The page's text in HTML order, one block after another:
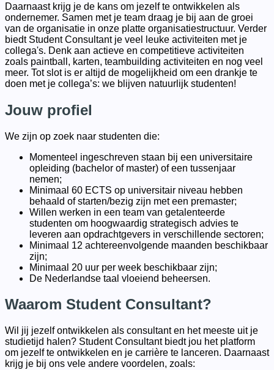
Daarnaast krijg je de kans om jezelf te ontwikkelen als
ondernemer. Samen met je team draag je bij aan de groei
van de organisatie in onze platte organisatiestructuur. Verder
biedt Student Consultant je veel leuke activiteiten met je
collega's. Denk aan actieve en competitieve activiteiten
zoals paintball, karten, teambuilding activiteiten en nog veel
meer. Tot slot is er altijd de mogelijkheid om een drankje te
doen met je collega’s: we blijven natuurlijk studenten!
Jouw profiel
We zijn op zoek naar studenten die:
Momenteel ingeschreven staan bij een universitaire
opleiding (bachelor of master) of een tussenjaar
nemen;
Minimaal 60 ECTS op universitair niveau hebben
behaald of starten/bezig zijn met een premaster;
Willen werken in een team van getalenteerde
studenten om hoogwaardig strategisch advies te
leveren aan opdrachtgevers in verschillende sectoren;
Minimaal 12 achtereenvolgende maanden beschikbaar
zijn;
Minimaal 20 uur per week beschikbaar zijn;
De Nederlandse taal vloeiend beheersen.
Waarom Student Consultant?
Wil jij jezelf ontwikkelen als consultant en het meeste uit je
studietijd halen? Student Consultant biedt jou het platform
om jezelf te ontwikkelen en je carrière te lanceren. Daarnaast
krijg je bij ons vele andere voordelen, zoals: